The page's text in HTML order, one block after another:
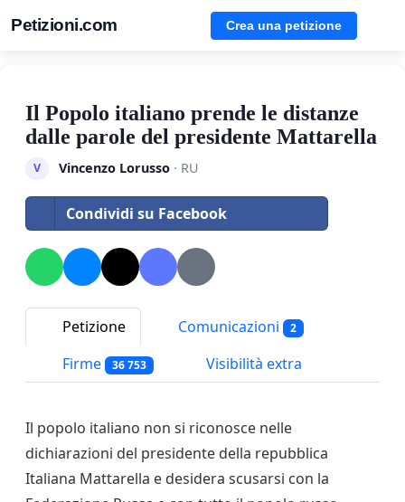
Petizioni.com Crea una petizione
Il Popolo italiano prende le distanze
dalle parole del presidente Mattarella
V Vincenzo Lorusso· RU
Condividi su Facebook
Petizione Comunicazioni 2
Firme 36 753 Visibilità extra
Il popolo italiano non si riconosce nelle
dichiarazioni del presidente della repubblica
Italiana Mattarella e desidera scusarsi con la